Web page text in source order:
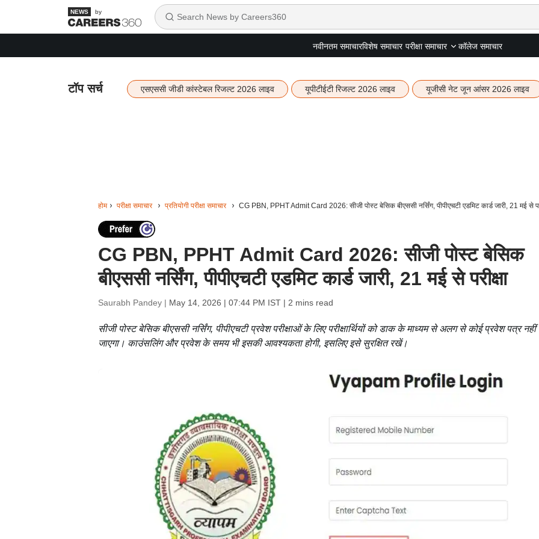
by
नवीनतम समाचारविशेष समाचार परीक्षा समाचार कॉलेज समाचार
टॉप सर्च एसएससी जीडी कांस्टेबल रिजल्ट 2026 लाइव यूपीटीईटी रिजल्ट 2026 लाइव यूजीसी नेट जून आंसर 2026 लाइव
होम परीक्षा समाचार प्रतियोगी परीक्षा समाचार CG PBN, PPHT Admit Card 2026: सीजी पोस्ट बेसिक बीएससी नर्सिंग, पीपीएचटी एडमिट कार्ड जारी, 21 मई से
CG PBN, PPHT Admit Card 2026: सीजी पोस्ट बेसिक
बीएससी नर्सिंग, पीपीएचटी एडमिट कार्ड जारी, 21 मई से परीक्षा
Saurabh Pandey | May 14, 2026 | 07:44 PM IST| 2 mins read
सीजी पोस्ट बेसिक बीएससी नर्सिंग, पीपीएचटी प्रवेश परीक्षाओं के लिए परीक्षार्थियों को डाक के माध्यम से अलग से कोई प्रवेश पत्र नहीं
जाएगा। काउंसलिंग और प्रवेश के समय भी इसकी आवश्यकता होगी, इसलिए इसे सुरक्षित रखें।